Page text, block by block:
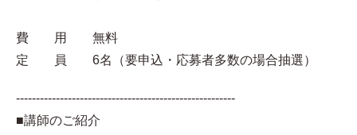
費 用 無料
定 員 6名（要申込・応募者多数の場合抽選）
-------------------------------------------------------
■講師のご紹介